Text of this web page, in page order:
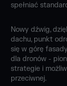
spełniać
Nowy dźwig,
dachu, punkt
się w górę
dla dronów -
strategie i
przeciwnej.